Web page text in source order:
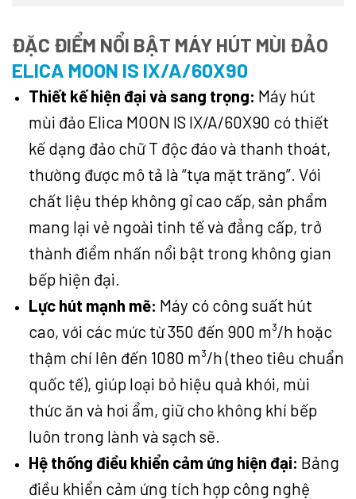
ĐẶC ĐIỂM NỔI BẬT MÁY HÚT MÙI ĐẢO
ELICA MOON IS IX/A/60X90
Thiết kế hiện đại và sang trọng: Máy hút
mùi đảo Elica MOON IS IX/A/60X90 có thiết
kế dạng đảo chữ T độc đáo và thanh thoát,
thường được mô tả là “tựa mặt trăng”. Với
chất liệu thép không gỉ cao cấp, sản phẩm
mang lại vẻ ngoài tinh tế và đẳng cấp, trở
thành điểm nhấn nổi bật trong không gian
bếp hiện đại.
Lực hút mạnh mẽ: Máy có công suất hút
cao, với các mức từ 350 đến 900 m³/h hoặc
thậm chí lên đến 1080 m³/h (theo tiêu chuẩn
quốc tế), giúp loại bỏ hiệu quả khói, mùi
thức ăn và hơi ẩm, giữ cho không khí bếp
luôn trong lành và sạch sẽ.
Hệ thống điều khiển cảm ứng hiện đại: Bảng
điều khiển cảm ứng tích hợp công nghệ